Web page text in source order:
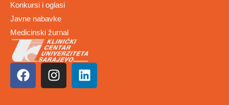
Konkursi i oglasi
Javne nabavke
Medicinski žurnal